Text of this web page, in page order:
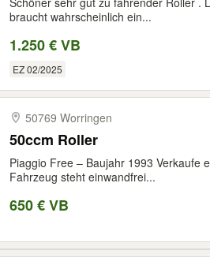
braucht wahrscheinlich ein...
1.250 € VB
EZ 02/2025
50769 Worringen
50ccm Roller
Piaggio Free – Baujahr 1993 Verkaufe
Fahrzeug steht einwandfrei...
650 € VB